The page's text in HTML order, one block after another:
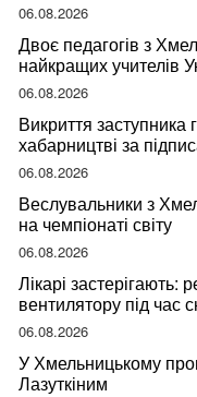
06.08.2026
Двоє педагогів з
найкращих учителів
06.08.2026
Викриття
хабарництві за
06.08.2026
Веслувальники з
на чемпіонаті світу
06.08.2026
Лікарі застерігають:
вентилятору під час
ваше здоров’я
06.08.2026
У Хмельницькому
Лазуткіним